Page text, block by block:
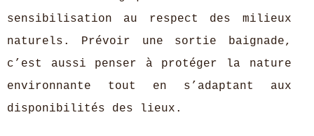
sensibilisation au respect des milieux
naturels. Prévoir une sortie baignade,
c’est aussi penser à protéger la nature
environnante tout en s’adaptant aux
disponibilités des lieux.